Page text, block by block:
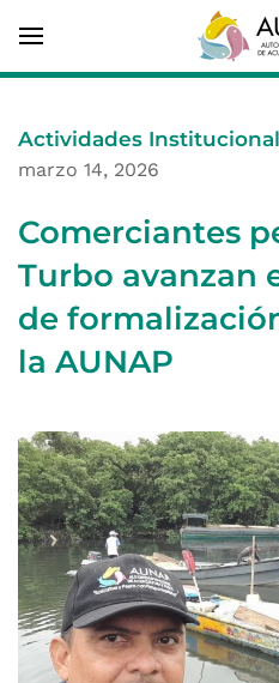
Actividades
marzo 14, 2026
Comerciantes
Turbo avanzan
de
la AUNAP